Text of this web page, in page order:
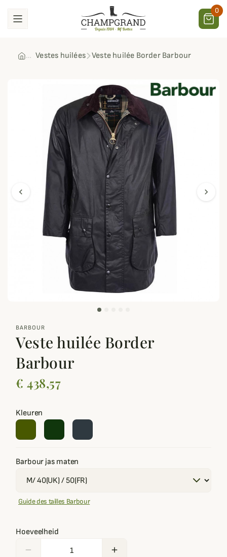
0
Vestes huilées Veste huilée Border Barbour
chevron_left chevron_right
BARBOUR
Veste huilée Border
Barbour
€ 438,57
Kleuren
Barbour jas maten
Guide des tailles Barbour
Hoeveelheid
remove add